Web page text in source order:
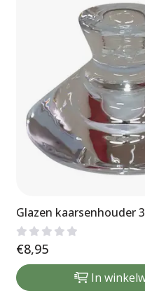
Glazen kaarsenhouder
€8,95
In